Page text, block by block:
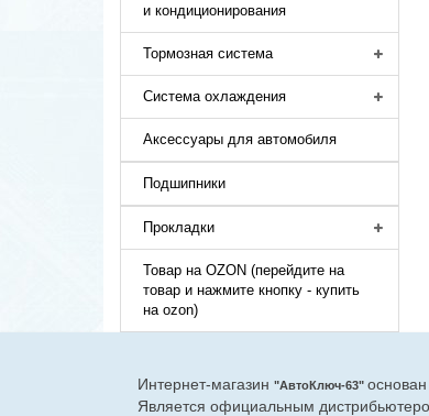
и кондиционирования
Тормозная система
Система охлаждения
Аксессуары для автомобиля
Подшипники
Прокладки
Товар на OZON (перейдите на
товар и нажмите кнопку - купить
на ozon)
Интернет-магазин "АвтоКлюч-63"
Является официальным